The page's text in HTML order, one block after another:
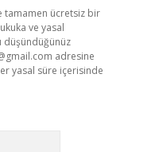
tamamen ücretsiz bir
ve yasal
düşündüğünüz
adresine
yasal süre içerisinde